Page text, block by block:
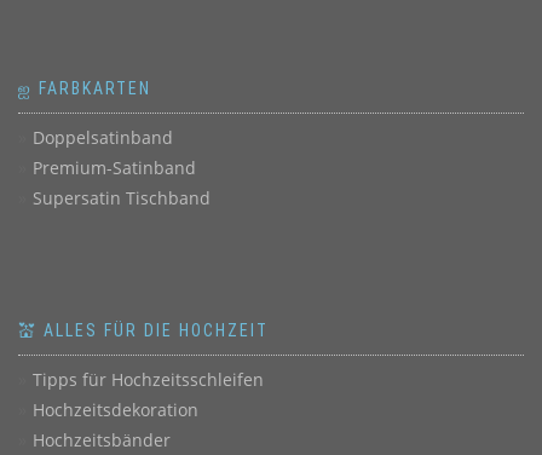
ஐ FARBKARTEN
Doppelsatinband
Premium-Satinband
Supersatin Tischband
💒 ALLES FÜR DIE HOCHZEIT
Tipps für Hochzeitsschleifen
Hochzeitsdekoration
Hochzeitsbänder